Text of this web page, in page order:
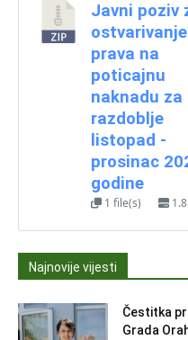
Javni poziv
ostvarivanje
prava na
poticajnu
naknadu za
razdoblje
listopad -
prosinac
godine
1 file(s)
Najnovije vijesti
Čestitka
Grada